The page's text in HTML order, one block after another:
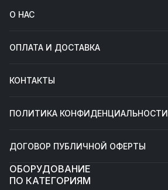
О НАС
ОПЛАТА И ДОСТАВКА
КОНТАКТЫ
ПОЛИТИКА КОНФИДЕНЦИАЛЬНОСТИ
ДОГОВОР ПУБЛИЧНОЙ ОФЕРТЫ
ОБОРУДОВАНИЕ
ПО КАТЕГОРИЯМ